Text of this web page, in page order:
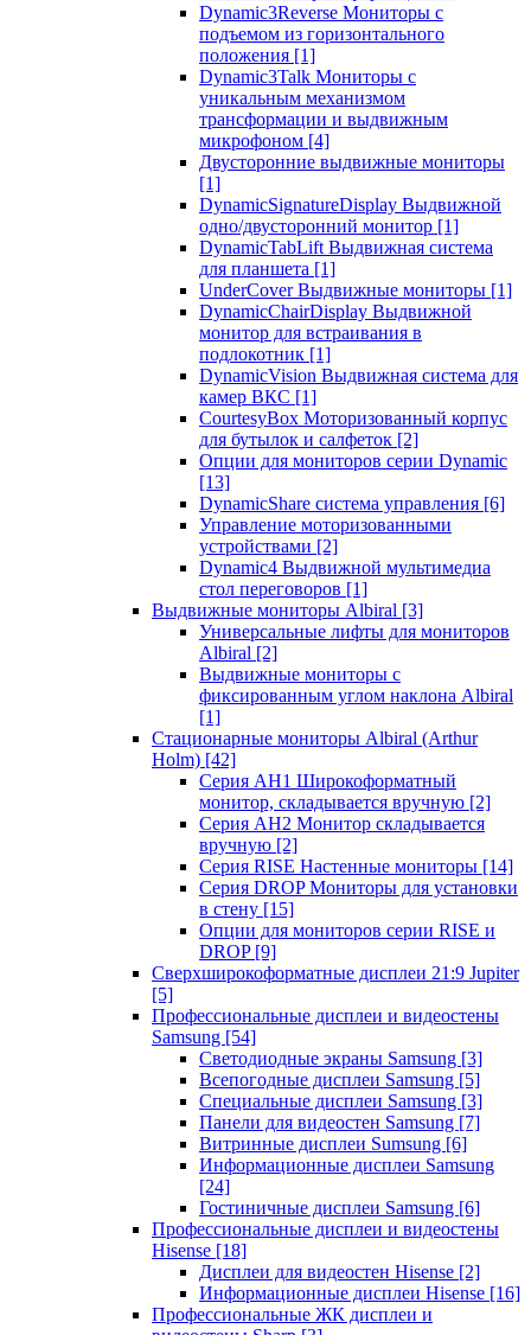
Dynamic3Reverse Мониторы с
подъемом из горизонтального
положения [1]
Dynamic3Talk Мониторы с
уникальным механизмом
трансформации и выдвижным
микрофоном [4]
Двусторонние выдвижные мониторы
[1]
DynamicSignatureDisplay Выдвижной
одно/двусторонний монитор [1]
DynamicTabLift Выдвижная система
для планшета [1]
UnderCover Выдвижные мониторы [1]
DynamicChairDisplay Выдвижной
монитор для встраивания в
подлокотник [1]
DynamicVision Выдвижная система для
камер ВКС [1]
CourtesyBox Моторизованный корпус
для бутылок и салфеток [2]
Опции для мониторов серии Dynamic
[13]
DynamicShare система управления [6]
Управление моторизованными
устройствами [2]
Dynamic4 Выдвижной мультимедиа
стол переговоров [1]
Выдвижные мониторы Albiral [3]
Универсальные лифты для мониторов
Albiral [2]
Выдвижные мониторы с
фиксированным углом наклона Albiral
[1]
Стационарные мониторы Albiral (Arthur
Holm) [42]
Серия AH1 Широкоформатный
монитор, складывается вручную [2]
Серия AH2 Монитор складывается
вручную [2]
Серия RISE Настенные мониторы [14]
Серия DROP Мониторы для установки
в стену [15]
Опции для мониторов серии RISE и
DROP [9]
Сверхширокоформатные дисплеи 21:9 Jupiter
[5]
Профессиональные дисплеи и видеостены
Samsung [54]
Светодиодные экраны Samsung [3]
Всепогодные дисплеи Samsung [5]
Специальные дисплеи Samsung [3]
Панели для видеостен Samsung [7]
Витринные дисплеи Sumsung [6]
Информационные дисплеи Samsung
[24]
Гостиничные дисплеи Samsung [6]
Профессиональные дисплеи и видеостены
Hisense [18]
Дисплеи для видеостен Hisense [2]
Информационные дисплеи Hisense [16]
Профессиональные ЖК дисплеи и